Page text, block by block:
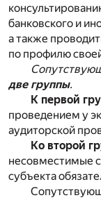
банковского и
а также
по профилю
две группы.
К первой
проведением у
аудиторской
Ко второй
несовместимые
субъекта